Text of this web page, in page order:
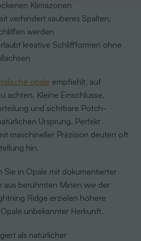
Klimazonen
verhindert sauberes Spalten,
werden
kreative Schliffformen ohne
opale empfiehlt, auf
achten. Kleine Einschlüsse,
und sichtbare Potch-
Ursprung. Perfekt
maschineller Präzision deuten oft
hin.
Sie in Opale mit dokumentierter
aus berühmten Minen wie der
Ridge erzielen höhere
unbekannter Herkunft.
als natürlicher